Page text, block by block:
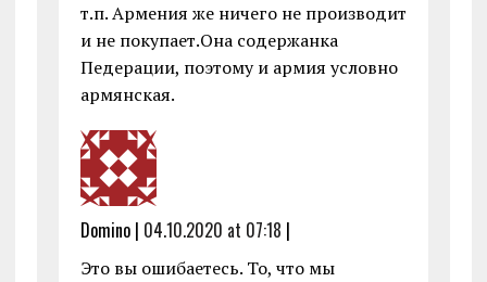
т.п. Армения же ничего не производит
и не покупает.Она содержанка
Педерации, поэтому и армия условно
армянская.
Domino | 04.10.2020 at 07:18 |
Это вы ошибаетесь. То, что мы